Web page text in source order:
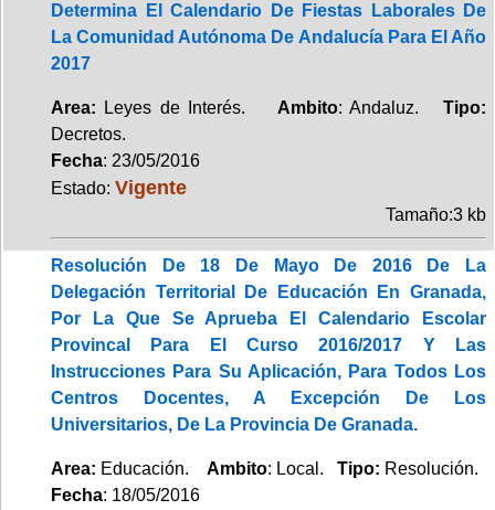
Determina El Calendario De Fiestas Laborales De
La Comunidad Autónoma De Andalucía Para El Año
2017
Area: Leyes de Interés. Ambito: Andaluz.Tipo:
Decretos.
Fecha: 23/05/2016
Estado: Vigente
Tamaño:3 kb
Resolución De 18 De Mayo De 2016 De La
Delegación Territorial De Educación En Granada,
Por La Que Se Aprueba El Calendario Escolar
Provincal Para El Curso 2016/2017 Y Las
Instrucciones Para Su Aplicación, Para Todos Los
Centros Docentes, A Excepción De Los
Universitarios, De La Provincia De Granada.
Area: Educación. Ambito: Local. Tipo: Resolución.
Fecha: 18/05/2016